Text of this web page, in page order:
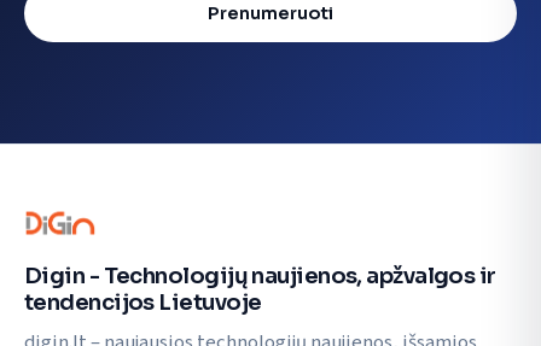
Prenumeruoti
Digin - Technologijų naujienos, apžvalgos ir
tendencijos Lietuvoje